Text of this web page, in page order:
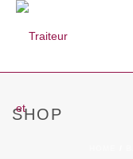
SHOP